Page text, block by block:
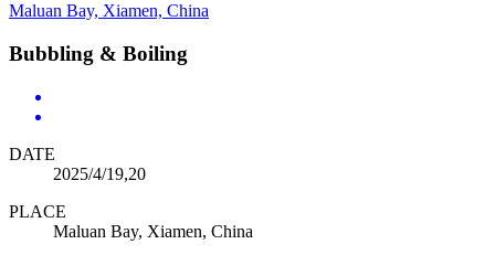
Maluan Bay, Xiamen, China
Bubbling & Boiling
DATE
2025/4/19,20
PLACE
Maluan Bay, Xiamen, China